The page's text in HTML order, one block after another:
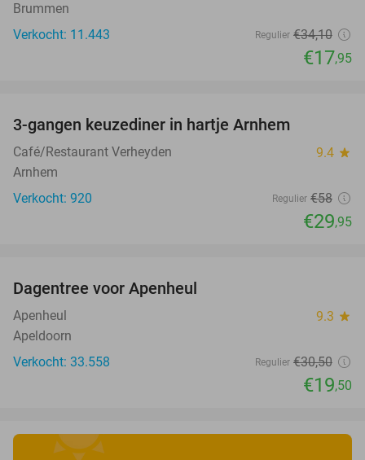
Brummen
Verkocht: 11.443
Regulier €34,10
€17,95
3-gangen keuzediner in hartje Arnhem
Café/Restaurant Verheyden 9.4 star
Arnhem
Verkocht: 920
Regulier €58
€29,95
Dagentree voor Apenheul
Apenheul 9.3 star
Apeldoorn
Verkocht: 33.558
Regulier €30,50
€19,50